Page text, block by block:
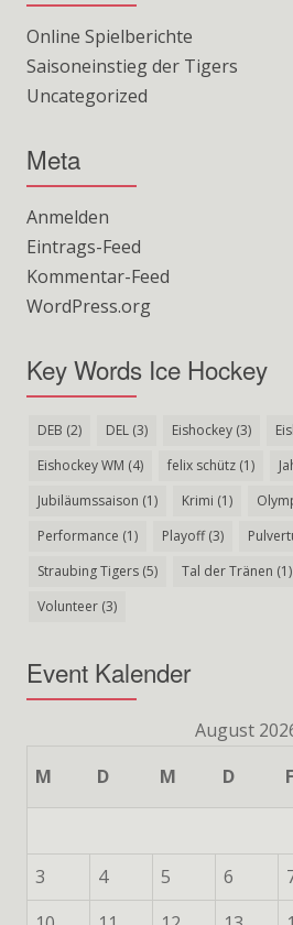
Online Spielberichte
Saisoneinstieg der Tigers
Uncategorized
Meta
Anmelden
Eintrags-Feed
Kommentar-Feed
WordPress.org
Key Words Ice Hockey
DEB (2) DEL (3) Eishockey (3)
Eishockey WM (4) felix schütz (1)
Jubiläumssaison (1) Krimi (1)
Performance (1) Playoff(3)
Straubing Tigers (5) Tal der Tränen (1)
Volunteer (3)
Event Kalender
August
M
D M D F
3
4 5 6